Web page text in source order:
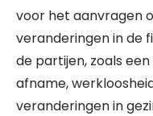
voor het aanvragen
veranderingen in de
de partijen, zoals
afname,
veranderingen in